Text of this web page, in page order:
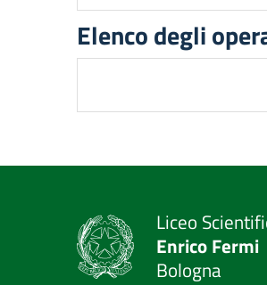
Elenco degli
Liceo
Enrico Fermi
Bologna